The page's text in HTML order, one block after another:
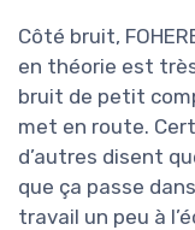
Côté bruit,
en théorie est
bruit de petit
met en route.
d’autres disent
que ça passe
travail un peu à